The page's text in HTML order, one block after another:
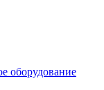
оборудование